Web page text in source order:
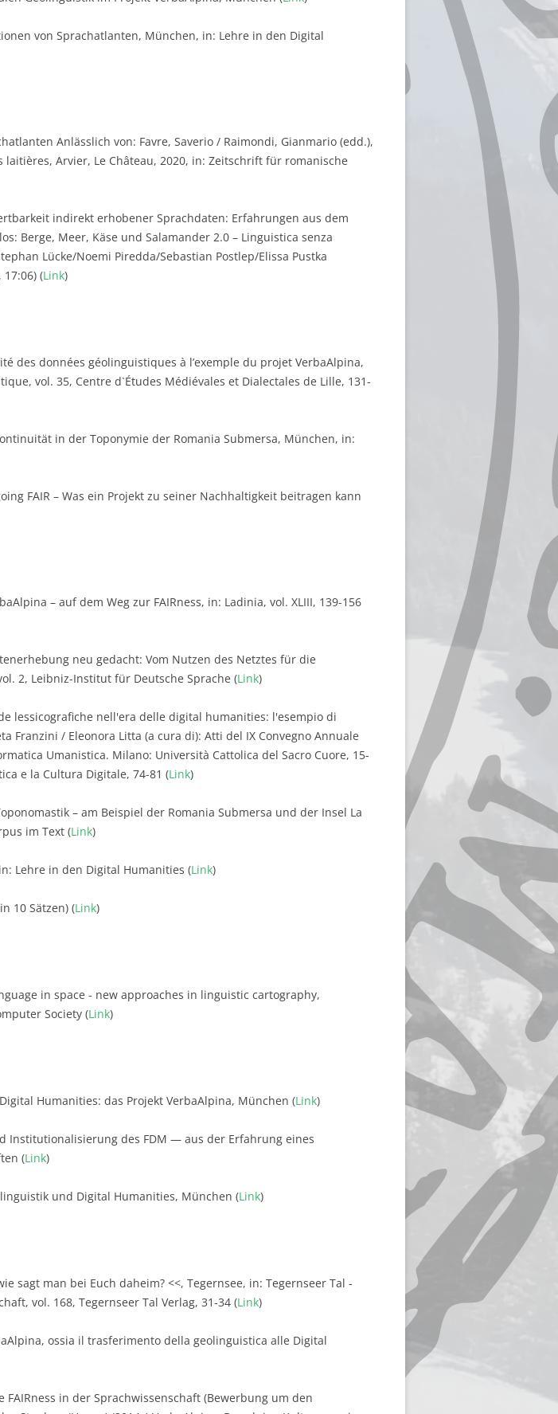
von Sprachatlanten, München, in: Lehre in den Digital
Anlässlich von: Favre, Saverio / Raimondi, Gianmario (edd.),
laitières, Arvier, Le Château, 2020, in: Zeitschrift für romanische
indirekt erhobener Sprachdaten: Erfahrungen aus dem
Berge, Meer, Käse und Salamander 2.0 – Linguistica senza
Lücke/Noemi Piredda/Sebastian Postlep/Elissa Pustka
(Link)
des données géolinguistiques à l’exemple du projet VerbaAlpina,
vol. 35, Centre d`Études Médiévales et Dialectales de Lille, 131-
in der Toponymie der Romania Submersa, München, in:
FAIR – Was ein Projekt zu seiner Nachhaltigkeit beitragen kann
– auf dem Weg zur FAIRness, in: Ladinia, vol. XLIII, 139-156
neu gedacht: Vom Nutzen des Netztes für die
2, Leibniz-Institut für Deutsche Sprache (Link)
lessicografiche nell'era delle digital humanities: l'esempio di
Franzini / Eleonora Litta (a cura di): Atti del IX Convegno Annuale
Umanistica. Milano: Università Cattolica del Sacro Cuore, 15-
e la Cultura Digitale, 74-81 (Link)
– am Beispiel der Romania Submersa und der Insel La
im Text (Link)
Lehre in den Digital Humanities (Link)
10 Sätzen) (Link)
in space - new approaches in linguistic cartography,
Society (Link)
Humanities: das Projekt VerbaAlpina, München (Link)
Institutionalisierung des FDM — aus der Erfahrung eines
(Link)
und Digital Humanities, München (Link)
sagt man bei Euch daheim? <<, Tegernsee, in: Tegernseer Tal -
vol. 168, Tegernseer Tal Verlag, 31-34 (Link)
ossia il trasferimento della geolinguistica alle Digital
in der Sprachwissenschaft (Bewerbung um den